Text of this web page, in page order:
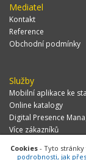
Mediatel
Kontakt
Reference
Obchodní podmínky
Služby
Mobilní aplikace ke
Online katalogy
Digital Presence
Více zákazníků
Cookies - Tyto stránky
podrobnosti, jak